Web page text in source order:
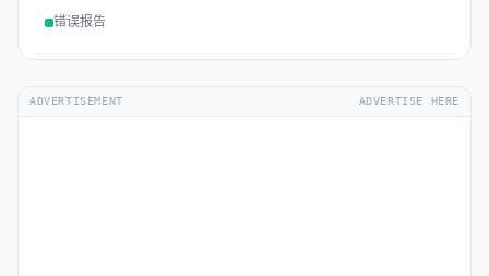
错误报告
ADVERTISEMENT ADVERTISE HERE